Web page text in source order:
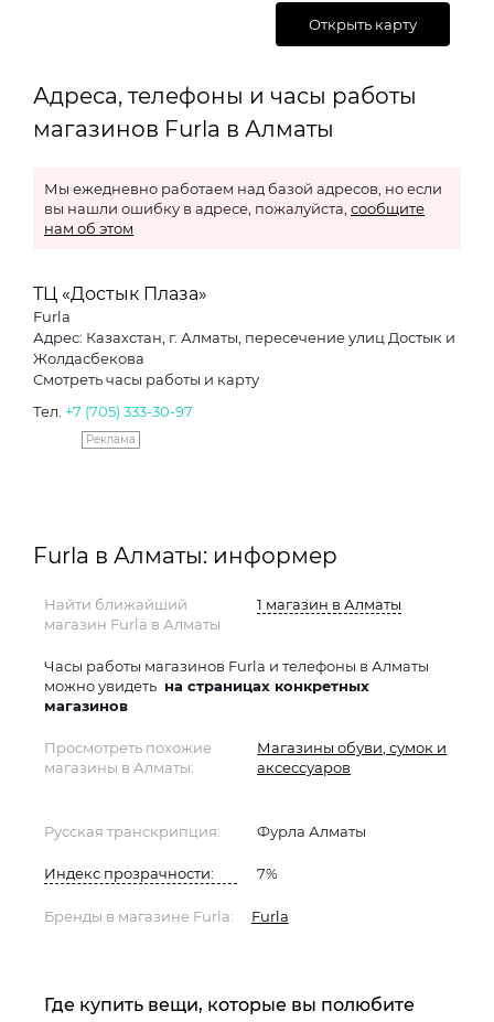
Открыть карту
Адреса, телефоны и часы работы
магазинов Furla в Алматы
Мы ежедневно работаем над базой адресов, но если
вы нашли ошибку в адресе, пожалуйста, сообщите
нам об этом
ТЦ «Достык Плаза»
Furla
Адрес: Казахстан, г. Алматы, пересечение улиц Достык и
Жолдасбекова
Смотреть часы работы и карту
Тел. +7 (705) 333-30-97
Реклама
Furla в Алматы: информер
Найти ближайший
магазин Furla в Алматы
1 магазин в Алматы
Часы работы магазинов Furla и телефоны в Алматы
можно увидеть на страницах конкретных
магазинов
Просмотреть похожие
магазины в Алматы:
Магазины обуви, сумок и
аксессуаров
Русская транскрипция: Фурла Алматы
Индекс прозрачности: 7%
Бренды в магазине Furla: Furla
Где купить вещи, которые вы полюбите